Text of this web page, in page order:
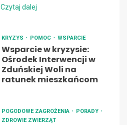
Czytaj dalej
KRYZYS POMOC WSPARCIE
Wsparcie w kryzysie:
Ośrodek Interwencji w
Zduńskiej Woli na
ratunek mieszkańcom
POGODOWE ZAGROŻENIA
PORADY
ZDROWIE ZWIERZĄT